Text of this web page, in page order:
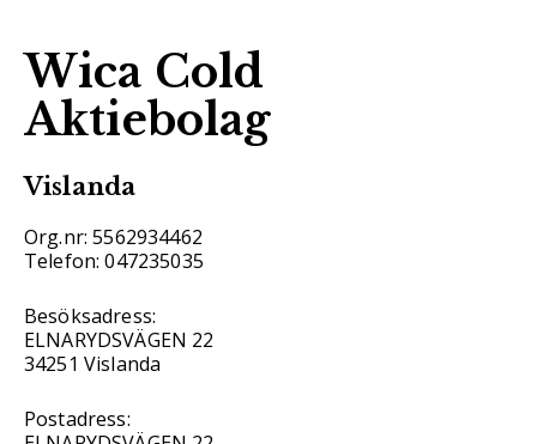
Wica Cold
Aktiebolag
Vislanda
Org.nr: 5562934462
Telefon: 047235035
Besöksadress:
ELNARYDSVÄGEN 22
34251 Vislanda
Postadress: